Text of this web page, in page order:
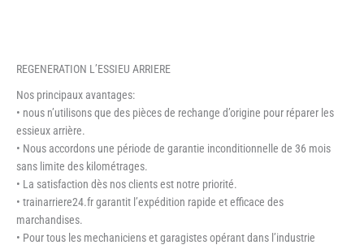
REGENERATION L’ESSIEU ARRIERE
Nos principaux avantages:
• nous n’utilisons que des pièces de rechange d’origine pour réparer les
essieux arrière.
• Nous accordons une période de garantie inconditionnelle de 36 mois
sans limite des kilométrages.
• La satisfaction dès nos clients est notre priorité.
• trainarriere24.fr garantit l’expédition rapide et efficace des
marchandises.
• Pour tous les mechaniciens et garagistes opérant dans l’industrie